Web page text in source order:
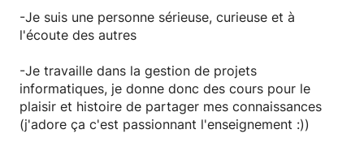
Tous les élèves sont les bienvenus dans mon cours:
adultes, enfants et étudiants :)
A bientôt et belle journée!
Arthur
-Je suis une personne sérieuse, curieuse et à
l'écoute des autres
-Je travaille dans la gestion de projets
informatiques, je donne donc des cours pour le
plaisir et histoire de partager mes connaissances
(j'adore ça c'est passionnant l'enseignement :))